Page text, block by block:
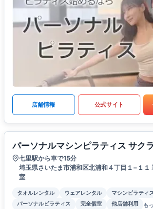
店舗情報 公式サイト
パーソナルマシンピラティス サク
七里駅から車で15分
埼玉県さいたま市浦和区北浦和４丁目１−１１
室
タオルレンタル ウェアレンタル
マシンピラティ
パーソナルピラティス
完全個室 他店舗利用 も